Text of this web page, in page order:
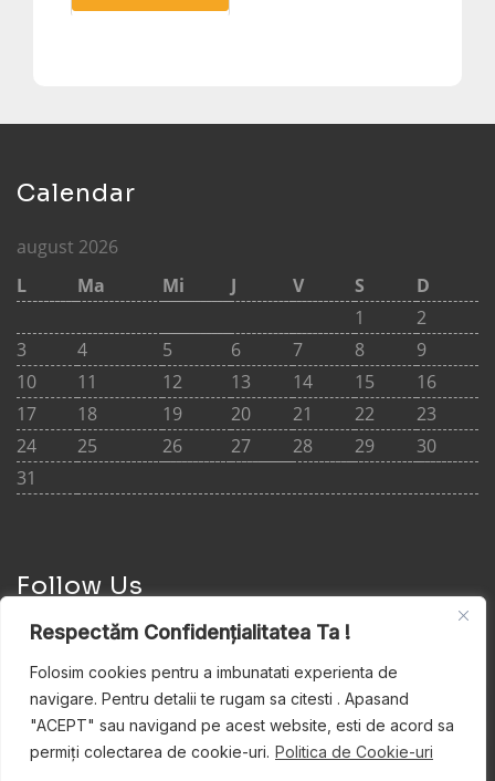
Respectăm Confidențialitatea Ta !
Folosim cookies pentru a imbunatati experienta de
navigare. Pentru detalii te rugam sa citesti . Apasand
"ACEPT" sau navigand pe acest website, esti de acord sa
permiți colectarea de cookie-uri. Politica de Cookie-uri
Calendar
august 2026
L
Ma Mi J V S
D
1
2
3
4 5 6 7 8
9
10
11 12 13 14 15
16
17
18 19 20 21 22
23
24
25 26 27 28 29
30
31
Follow Us
Cere ofertă